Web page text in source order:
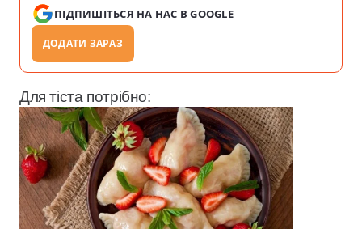
ПІДПИШІТЬСЯ НА НАС В GOOGLE
ДОДАТИ ЗАРАЗ
Для тіста потрібно: